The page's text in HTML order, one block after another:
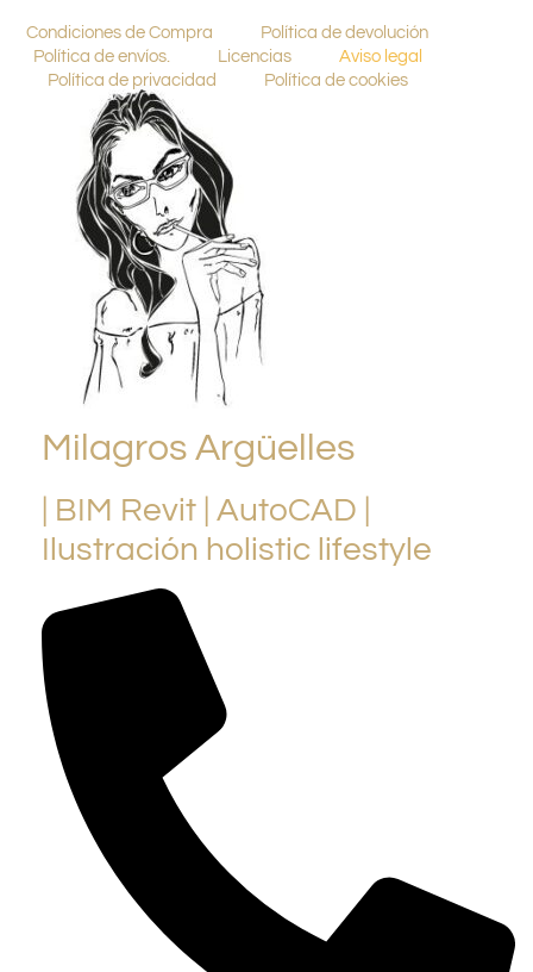
Milagros Argüelles
| BIM Revit | AutoCAD |
Ilustración holistic lifestyle
Condiciones de Compra
Política de devolución
Política de envíos.
Licencias
Aviso legal
Política de privacidad
Política de cookies